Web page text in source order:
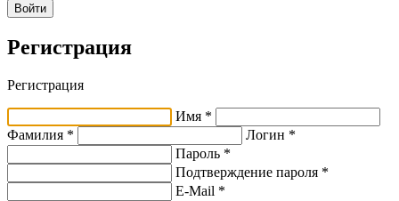
Войти
Регистрация
Регистрация
Имя *
Фамилия *
Логин *
Пароль *
Подтверждение пароля *
E-Mail *